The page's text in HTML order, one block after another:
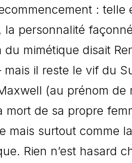
: telle
la personnalité
du mimétique disait
il reste le vif du
(au prénom
mort de sa propre
mais surtout comme
Rien n’est hasard